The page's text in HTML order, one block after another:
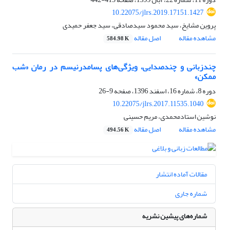
10.22075/jlrs.2019.17151.1427
پروین مشایخ، سید محمود سیدصادقی، سید جعفر حمیدی
مشاهده مقاله
اصل مقاله 584.98 K
چندزبانی و چندصدایی، ویژگی‌های پسامدرنیسم در رمان «شب
ممکن»
دوره 8، شماره 16، اسفند 1396، صفحه
9-26
10.22075/jlrs.2017.11535.1040
نوشین استادمحمدی، مریم حسینی
مشاهده مقاله
اصل مقاله 494.56 K
مقالات آماده انتشار
شماره جاری
شماره‌های پیشین نشریه